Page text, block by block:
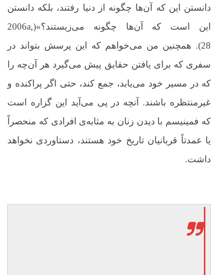
دانستن این که آن‌ها چگونه از دنیا رفتند، بلکه دانستن
این است که آن‌ها چگونه می‌زیستند؟» (2006a,
28)
. همچنین من می‌خواهم که این پرسش بتواند در
سفری که برای یافتن حقایق پیش می‌گیرد هر آن‌چه را
که در مسیر خود می‌یابد، جمع کند، حتی اگر پراکنده و
غیرمنتظره باشند. آنچه در پی می‌آید این گزاره است
که فمینیسم با دیدن زنان به مثابه‌ی افرادی که منحصراً
یا عمدتاً قربانیان تاریخ خود هستند، دستاوردی نخواهد
داشت.